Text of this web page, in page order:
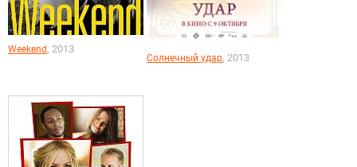
Weekend , 2013
Солнечный удар, 2013